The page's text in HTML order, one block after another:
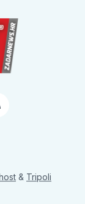
& Tripoli